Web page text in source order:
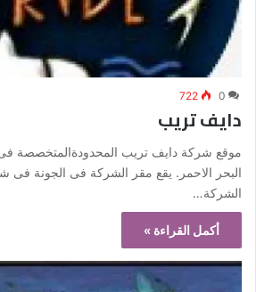
0
722
دايف تريب
موقع شركة دايف تريب المحدودةالمتخصصة
البحر الاحمر. يقع مقر الشركة فى الجونة
الشركة…
أكمل القراءة »